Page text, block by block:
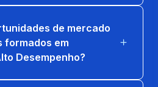
PARA CAD COM
de mercado
formados em
Desempenho?